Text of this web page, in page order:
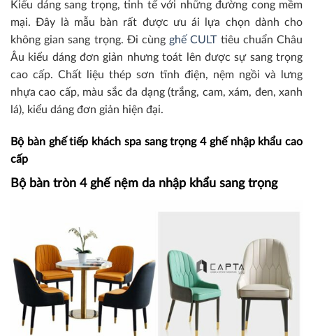
Kiểu dáng sang trọng, tinh tế với những đường cong mềm
mại. Đây là mẫu bàn rất được ưu ái lựa chọn dành cho
không gian sang trọng. Đi cùng ghế CULTtiêu chuẩn Châu
Âu kiểu dáng đơn giản nhưng toát lên được sự sang trọng
cao cấp. Chất liệu thép sơn tĩnh điện, nệm ngồi và lưng
nhựa cao cấp, màu sắc đa dạng (trắng, cam, xám, đen, xanh
lá), kiểu dáng đơn giản hiện đại.
Bộ bàn ghế tiếp khách spa sang trọng 4 ghế nhập khẩu cao
cấp
Bộ bàn tròn 4 ghế nệm da nhập khẩu sang trọng